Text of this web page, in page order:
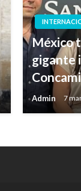
México
gigante
Admin 7